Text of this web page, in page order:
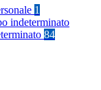
1
indeterminato
84